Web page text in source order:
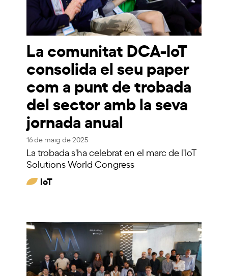
La comunitat DCA-IoT
consolida el seu paper
com a punt de trobada
del sector amb la seva
jornada anual
16 de maig de 2025
La trobada s'ha celebrat en el marc de l'IoT
Solutions World Congress
IoT